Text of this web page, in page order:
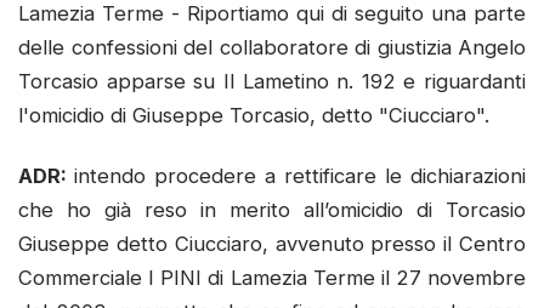
Lamezia Terme - Riportiamo qui di seguito una parte
delle confessioni del collaboratore di giustizia Angelo
Torcasio apparse su Il Lametino n. 192 e riguardanti
l'omicidio di Giuseppe Torcasio, detto "Ciucciaro".
ADR: intendo procedere a rettificare le dichiarazioni
che ho già reso in merito all’omicidio di Torcasio
Giuseppe detto Ciucciaro, avvenuto presso il Centro
Commerciale I PINI di Lamezia Terme il 27 novembre